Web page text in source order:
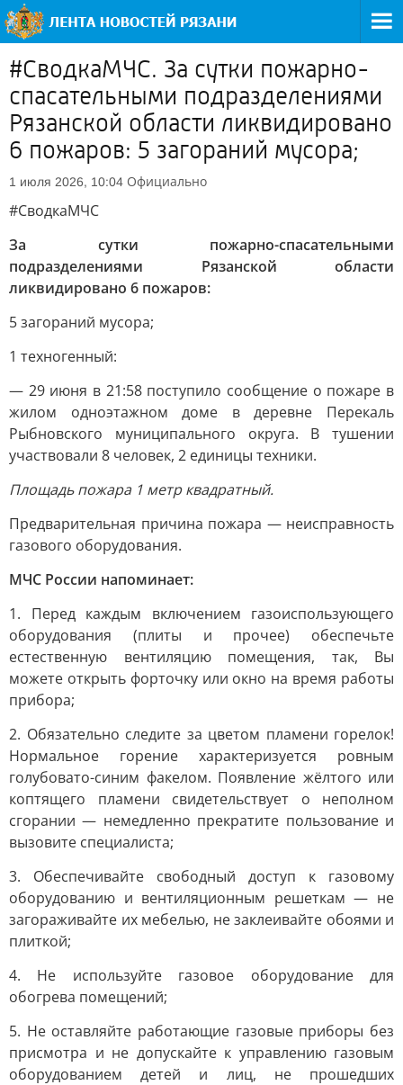
#СводкаМЧС. За сутки пожарно-
спасательными подразделениями
Рязанской области ликвидировано
6 пожаров: 5 загораний мусора;
1 июля 2026, 10:04 Официально
#СводкаМЧС
За сутки пожарно-спасательными
подразделениями Рязанской области
ликвидировано 6 пожаров:
5 загораний мусора;
1 техногенный:
— 29 июня в 21:58 поступило сообщение о пожаре в
жилом одноэтажном доме в деревне Перекаль
Рыбновского муниципального округа. В тушении
участвовали 8 человек, 2 единицы техники.
Площадь пожара 1 метр квадратный.
Предварительная причина пожара — неисправность
газового оборудования.
МЧС России напоминает:
1. Перед каждым включением газоиспользующего
оборудования (плиты и прочее) обеспечьте
естественную вентиляцию помещения, так, Вы
можете открыть форточку или окно на время работы
прибора;
2. Обязательно следите за цветом пламени горелок!
Нормальное горение характеризуется ровным
голубовато-синим факелом. Появление жёлтого или
коптящего пламени свидетельствует о неполном
сгорании — немедленно прекратите пользование и
вызовите специалиста;
3. Обеспечивайте свободный доступ к газовому
оборудованию и вентиляционным решеткам — не
загораживайте их мебелью, не заклеивайте обоями и
плиткой;
4. Не используйте газовое оборудование для
обогрева помещений;
5. Не оставляйте работающие газовые приборы без
присмотра и не допускайте к управлению газовым
оборудованием детей и лиц, не прошедших